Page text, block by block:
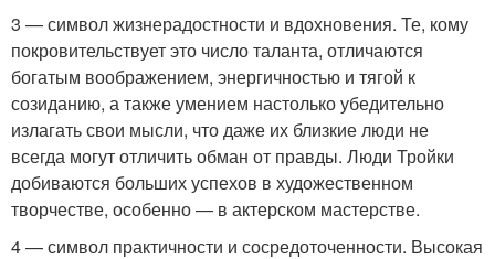
3 — символ жизнерадостности и вдохновения. Те, кому
покровительствует это число таланта, отличаются
богатым воображением, энергичностью и тягой к
созиданию, а также умением настолько убедительно
излагать свои мысли, что даже их близкие люди не
всегда могут отличить обман от правды. Люди Тройки
добиваются больших успехов в художественном
творчестве, особенно — в актерском мастерстве.
4 — символ практичности и сосредоточенности. Высокая